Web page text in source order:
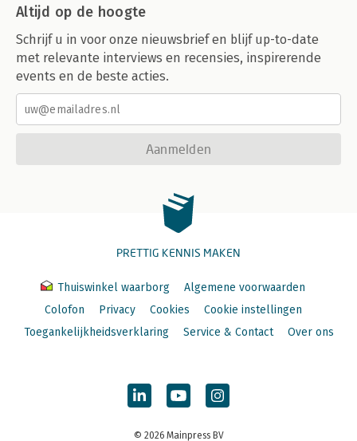
Altijd op de hoogte
Schrijf u in voor onze nieuwsbrief en blijf up-to-date
met relevante interviews en recensies, inspirerende
events en de beste acties.
Aanmelden
PRETTIG KENNIS MAKEN
Thuiswinkel waarborg
Algemene voorwaarden
Colofon
Privacy Cookies
Cookie instellingen
Toegankelijkheidsverklaring
Service & Contact Over ons
© 2026 Mainpress BV